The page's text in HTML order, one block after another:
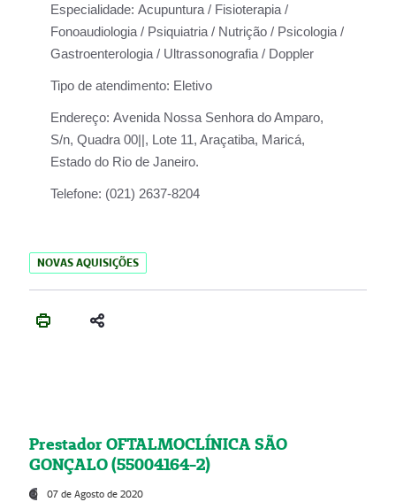
Especialidade: Acupuntura / Fisioterapia /
Fonoaudiologia / Psiquiatria / Nutrição / Psicologia /
Gastroenterologia / Ultrassonografia / Doppler
Tipo de atendimento: Eletivo
Endereço: Avenida Nossa Senhora do Amparo,
S/n, Quadra 00||, Lote 11, Araçatiba, Maricá,
Estado do Rio de Janeiro.
Telefone: (021) 2637-8204
NOVAS AQUISIÇÕES
Prestador OFTALMOCLÍNICA SÃO
GONÇALO (55004164-2)
07 de Agosto de 2020